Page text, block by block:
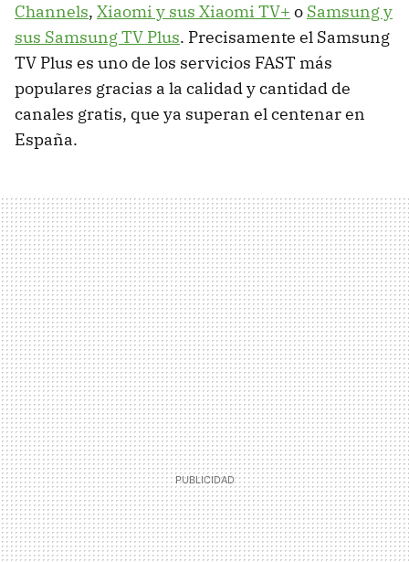
Channels, Xiaomi y sus Xiaomi TV+ o Samsung y
sus Samsung TV Plus. Precisamente el Samsung
TV Plus es uno de los servicios FAST más
populares gracias a la calidad y cantidad de
canales gratis, que ya superan el centenar en
España.